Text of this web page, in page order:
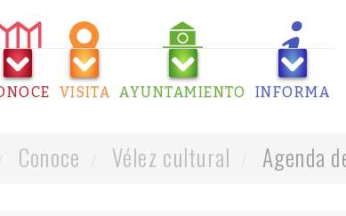
VISITA AYUNTAMIENTO INFORMA
Conoce Vélez cultural Agenda